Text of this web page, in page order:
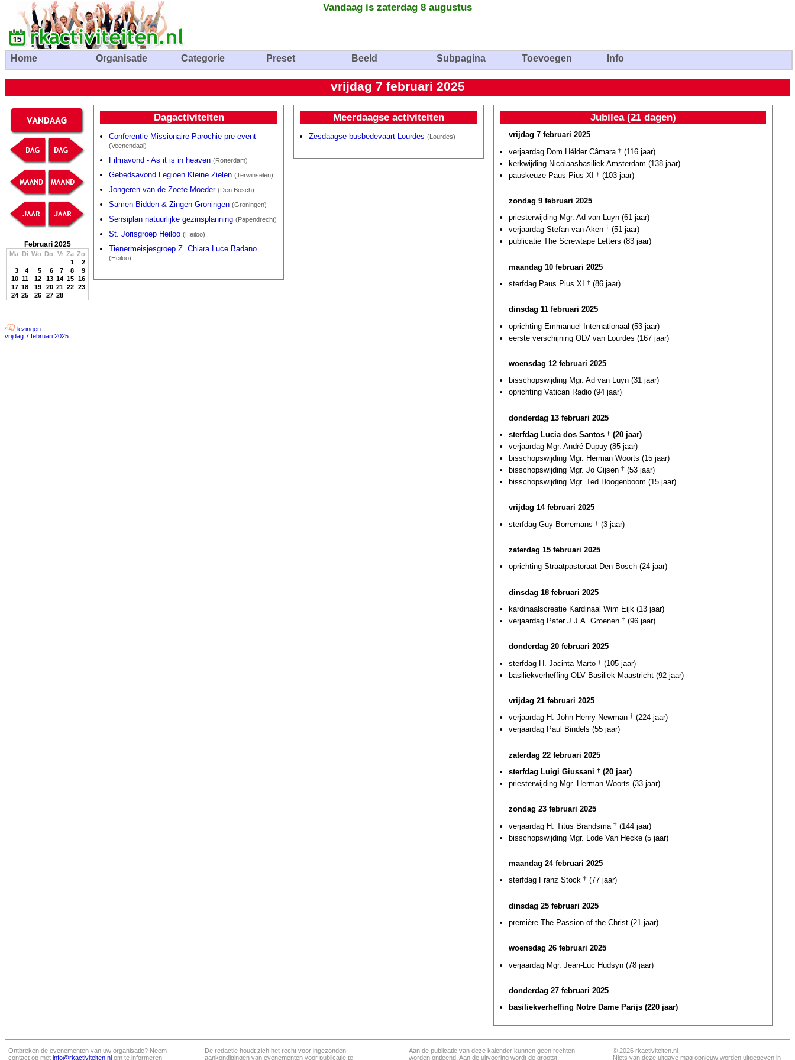
Vandaag is zaterdag 8 augustus
Home Organisatie Categorie Preset Beeld Subpagina Toevoegen Info
vrijdag 7 februari 2025
Februari 2025
Ma Di Wo Do Vr Za Zo
1
2
3
4 5 6 7 8
9
10 11 12 13 14 15 16
17 18 19 20 21 22 23
24 25 26 27 28
lezingen
vrijdag 7 februari 2025
Dagactiviteiten
Conferentie Missionaire Parochie pre-event
(Veenendaal)
Filmavond - As it is in heaven (Rotterdam)
Gebedsavond Legioen Kleine Zielen (Terwinselen)
Jongeren van de Zoete Moeder (Den Bosch)
Samen Bidden & Zingen Groningen (Groningen)
Sensiplan natuurlijke gezinsplanning (Papendrecht)
St. Jorisgroep Heiloo (Heiloo)
Tienermeisjesgroep Z. Chiara Luce Badano
(Heiloo)
Meerdaagse activiteiten
Zesdaagse busbedevaart Lourdes (Lourdes)
Jubilea (21 dagen)
vrijdag 7 februari 2025
verjaardag Dom Hélder Câmara † (116 jaar)
kerkwijding Nicolaasbasiliek Amsterdam (138 jaar)
pauskeuze Paus Pius XI † (103 jaar)
zondag 9 februari 2025
priesterwijding Mgr. Ad van Luyn (61 jaar)
verjaardag Stefan van Aken † (51 jaar)
publicatie The Screwtape Letters (83 jaar)
maandag 10 februari 2025
sterfdag Paus Pius XI
† (86 jaar)
dinsdag 11 februari 2025
oprichting Emmanuel Internationaal (53 jaar)
eerste verschijning OLV van Lourdes (167 jaar)
woensdag 12 februari 2025
bisschopswijding Mgr. Ad van Luyn (31 jaar)
oprichting Vatican Radio (94 jaar)
donderdag 13 februari 2025
sterfdag Lucia dos Santos † (20 jaar)
verjaardag Mgr. André Dupuy (85 jaar)
bisschopswijding Mgr. Herman Woorts (15 jaar)
bisschopswijding Mgr. Jo Gijsen † (53 jaar)
bisschopswijding Mgr. Ted Hoogenboom (15 jaar)
vrijdag 14 februari 2025
sterfdag Guy Borremans † (3 jaar)
zaterdag 15 februari 2025
oprichting Straatpastoraat Den Bosch (24 jaar)
dinsdag 18 februari 2025
kardinaalscreatie Kardinaal Wim Eijk (13 jaar)
verjaardag Pater J.J.A. Groenen † (96 jaar)
donderdag 20 februari 2025
sterfdag H. Jacinta Marto † (105 jaar)
basiliekverheffing OLV Basiliek Maastricht (92 jaar)
vrijdag 21 februari 2025
verjaardag H. John Henry Newman † (224 jaar)
verjaardag Paul Bindels (55 jaar)
zaterdag 22 februari 2025
sterfdag Luigi Giussani † (20 jaar)
priesterwijding Mgr. Herman Woorts (33 jaar)
zondag 23 februari 2025
verjaardag H. Titus Brandsma † (144 jaar)
bisschopswijding Mgr. Lode Van Hecke (5 jaar)
maandag 24 februari 2025
sterfdag Franz Stock † (77 jaar)
dinsdag 25 februari 2025
première The Passion of the Christ (21 jaar)
woensdag 26 februari 2025
verjaardag Mgr. Jean-Luc Hudsyn (78 jaar)
donderdag 27 februari 2025
basiliekverheffing Notre Dame Parijs (220 jaar)
Ontbreken de evenementen van uw organisatie? Neem
contact op met info@rkactiviteiten.nl om te informeren
De redactie houdt zich het recht voor ingezonden
aankondigingen van evenementen voor publicatie te
Aan de publicatie van deze kalender kunnen geen rechten
worden ontleend. Aan de uitvoering wordt de grootst
© 2026 rkactiviteiten.nl
Niets van deze uitgave mag opnieuw worden uitgegeven in